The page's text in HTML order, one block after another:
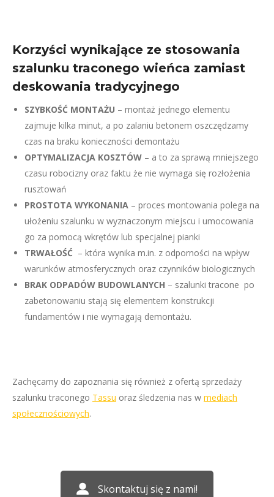
Korzyści wynikające ze stosowania
szalunku traconego wieńca zamiast
deskowania tradycyjnego
SZYBKOŚĆ MONTAŻU – montaż jednego elementu
zajmuje kilka minut, a po zalaniu betonem oszczędzamy
czas na braku konieczności demontażu
OPTYMALIZACJA KOSZTÓW – a to za sprawą mniejszego
czasu robocizny oraz faktu że nie wymaga się rozłożenia
rusztowań
PROSTOTA WYKONANIA – proces montowania polega na
ułożeniu szalunku w wyznaczonym miejscu i umocowania
go za pomocą wkrętów lub specjalnej pianki
TRWAŁOŚĆ – która wynika m.in. z odporności na wpływ
warunków atmosferycznych oraz czynników biologicznych
BRAK ODPADÓW BUDOWLANYCH – szalunki tracone po
zabetonowaniu stają się elementem konstrukcji
fundamentów i nie wymagają demontażu.
Zachęcamy do zapoznania się również z ofertą sprzedaży
szalunku traconego Tassu oraz śledzenia nas w mediach
społecznościowych.
Skontaktuj się z nami!